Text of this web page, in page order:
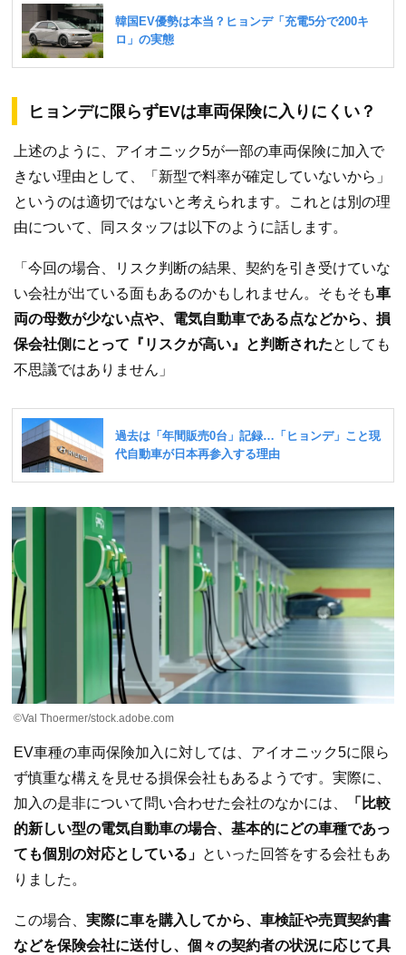
ヒョンデに限らずEVは車両保険に入りにくい？
上述のように、アイオニック5が一部の車両保険に加入で
きない理由として、「新型で料率が確定していないから」
というのは適切ではないと考えられます。これとは別の理
由について、同スタッフは以下のように話します。
「今回の場合、リスク判断の結果、契約を引き受けていな
い会社が出ている面もあるのかもしれません。そもそも車
両の母数が少ない点や、電気自動車である点などから、損
保会社側にとって『リスクが高い』と判断されたとしても
不思議ではありません」
©Val Thoermer/stock.adobe.com
EV車種の車両保険加入に対しては、アイオニック5に限ら
ず慎重な構えを見せる損保会社もあるようです。実際に、
加入の是非について問い合わせた会社のなかには、
「比較
的新しい型の電気自動車の場合、基本的にどの車種であっ
ても個別の対応としている」 といった回答をする会社もあ
りました。
この場合、 実際に車を購入してから、車検証や売買契約書
などを保険会社に送付し、個々の契約者の状況に応じて具